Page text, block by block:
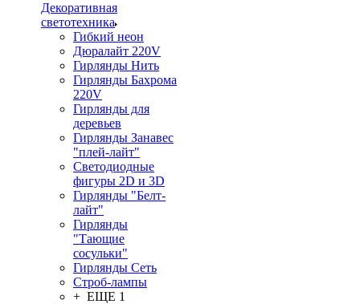
Декоративная
светотехника
Гибкий неон
Дюралайт 220V
Гирлянды Нить
Гирлянды Бахрома
220V
Гирлянды для
деревьев
Гирлянды Занавес
"плей-лайт"
Светодиодные
фигуры 2D и 3D
Гирлянды "Белт-
лайт"
Гирлянды
"Тающие
сосульки"
Гирлянды Сеть
Строб-лампы
+ ЕЩЕ 1